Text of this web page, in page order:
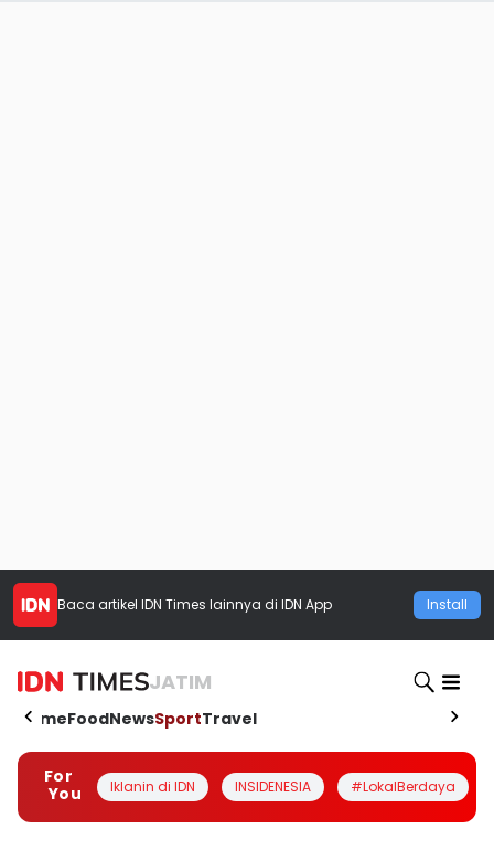
Baca artikel IDN Times lainnya di IDN App Install
JATIM
HomeFoodNewsSportTravel
For
You
Iklanin di IDN INSIDENESIA #LokalBerdaya